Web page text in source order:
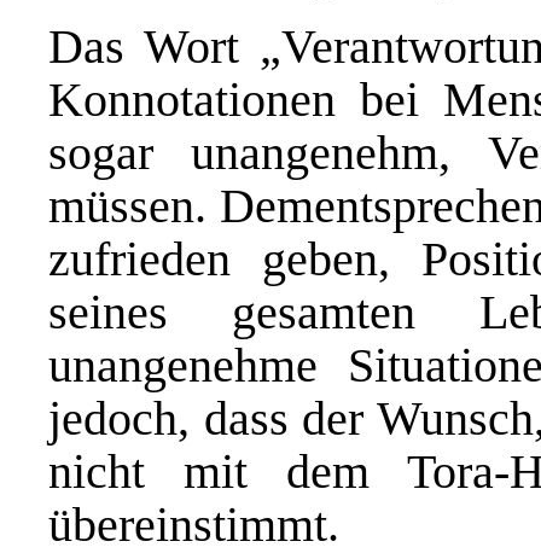
Das Wort
Konnotationen bei
sogar unangenehm,
müssen.
zufrieden geben,
seines gesamten
unangenehme
jedoch, dass der
nicht mit dem Tora-
übereinstimmt.